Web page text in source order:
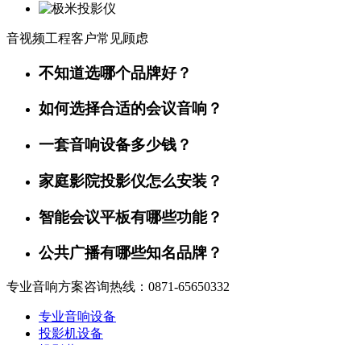
音视频工程客户常见顾虑
不知道选哪个品牌好？
如何选择合适的会议音响？
一套音响设备多少钱？
家庭影院投影仪怎么安装？
智能会议平板有哪些功能？
公共广播有哪些知名品牌？
专业音响方案咨询热线：0871-65650332
专业音响设备
投影机设备